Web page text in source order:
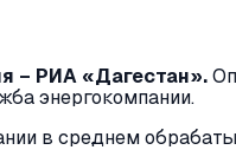
– РИА «Дагестан».
энергокомпании.
в среднем